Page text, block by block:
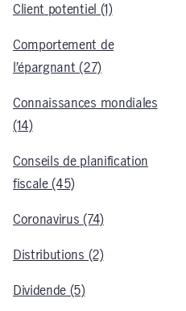
Client potentiel (1)
Comportement de
l’épargnant (27)
Connaissances mondiales
(14)
Conseils de planification
fiscale (45)
Coronavirus (74)
Distributions (2)
Dividende (5)